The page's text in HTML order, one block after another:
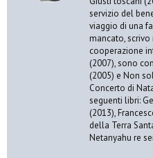
servizio del
viaggio di una
mancato,
cooperazione
(2007), sono
(2005) e Non
Concerto di
seguenti libri:
(2013),
della Terra
Netanyahu re